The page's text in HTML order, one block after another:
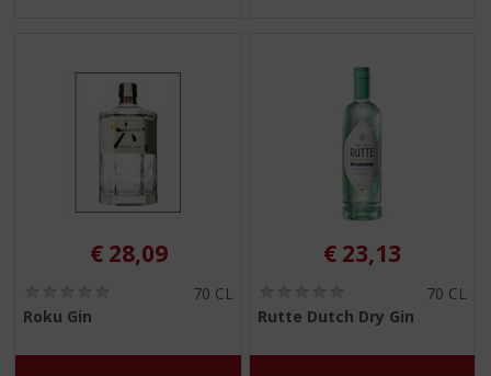
€ 28,09
/
70 CL
Roku Gin
€ 23,13
,
/
70 CL
Rutte Dutch Dry Gin